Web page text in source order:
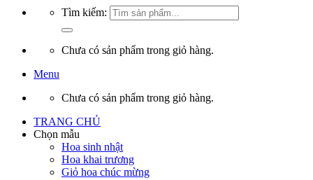
Tìm kiếm:
Chưa có sản phẩm trong giỏ hàng.
Menu
Chưa có sản phẩm trong giỏ hàng.
TRANG CHỦ
Chọn mẫu
Hoa sinh nhật
Hoa khai trương
Giỏ hoa chúc mừng